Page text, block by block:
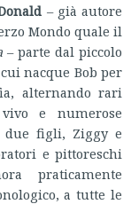
– già autore
Mondo quale il
– parte dal piccolo
nacque Bob per
alternando rari
e numerose
due figli, Ziggy e
e pittoreschi
praticamente
a tutte le